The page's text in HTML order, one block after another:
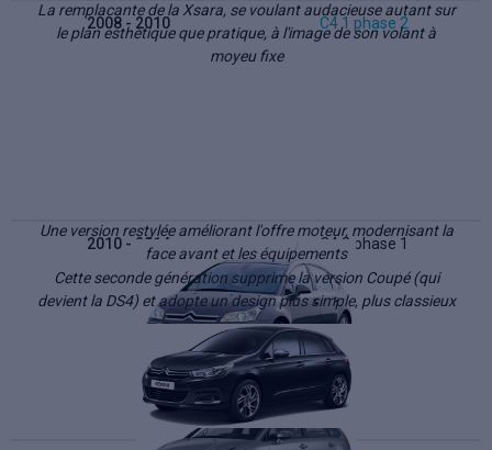
La remplacante de la Xsara, se voulant audacieuse autant sur
le plan esthétique que pratique, à l'image de son volant à
moyeu fixe
2008 - 2010 C4 1 phase 2
Une version restylée améliorant l'offre moteur, modernisant la
face avant et les équipements
2010 - 2014
C4 2 phase 1
Cette seconde génération supprime la version Coupé (qui
devient la DS4) et adopte un design plus simple, plus classieux